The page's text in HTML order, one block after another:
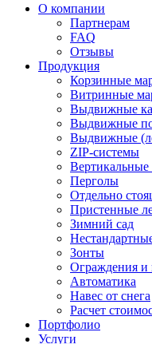
О компании
Партнерам
FAQ
Отзывы
Продукция
Корзинные
Витринные
Выдвижные
Выдвижные
Выдвижные
ZIP-системы
Перголы
Отдельно
Пристенные
Зимний сад
Зонты
Ограждения
Автоматика
Навес от снега
Расчет
Портфолио
Услуги